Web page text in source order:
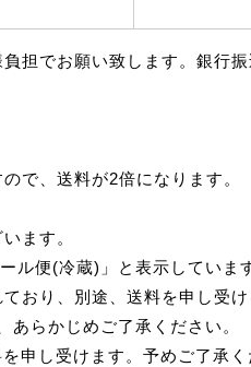
担でお願い致します。銀行
で、送料が2倍になります。
ます。
ル便(冷蔵)」と表示していま
おり、別途、送料を申し受
らかじめご了承ください。
申し受けます。予めご了承く